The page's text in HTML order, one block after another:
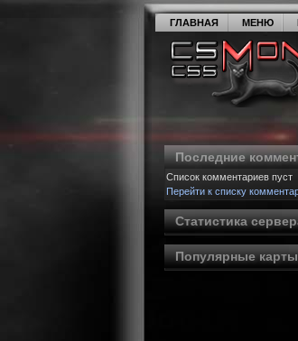
ГЛАВНАЯ МЕНЮ
Последние
Список комментариев пуст
Перейти к списку
Статистика
Популярные карты